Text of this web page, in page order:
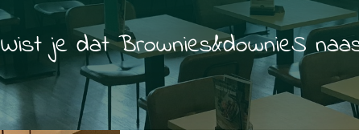
Wist je dat Brownies&downieS